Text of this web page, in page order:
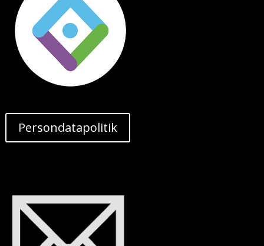
Persondatapolitik